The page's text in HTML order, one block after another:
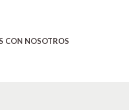
CON NOSOTROS